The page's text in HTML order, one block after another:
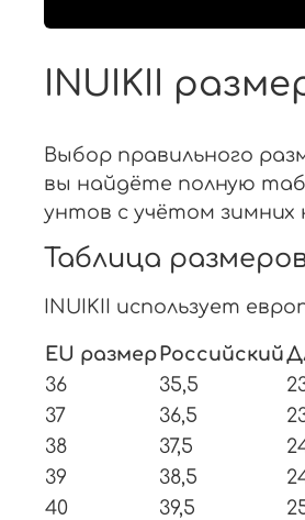
INUIKII
Выбор правильного
вы найдёте полную
унтов с учётом зимних
Таблица
INUIKII использует
EU размерРоссийский
36
35,5
37
36,5
38
37,5
39
38,5
40
39,5